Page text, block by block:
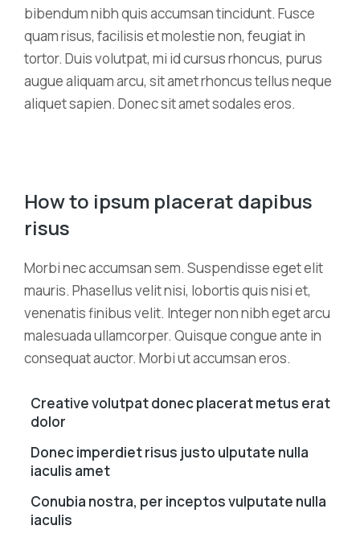
bibendum nibh quis accumsan tincidunt. Fusce
quam risus, facilisis et molestie non, feugiat in
tortor. Duis volutpat, mi id cursus rhoncus, purus
augue aliquam arcu, sit amet rhoncus tellus neque
aliquet sapien. Donec sit amet sodales eros.
How to ipsum placerat dapibus
risus
Morbi nec accumsan sem. Suspendisse eget elit
mauris. Phasellus velit nisi, lobortis quis nisi et,
venenatis finibus velit. Integer non nibh eget arcu
malesuada ullamcorper. Quisque congue ante in
consequat auctor. Morbi ut accumsan eros.
Creative volutpat donec placerat metus erat
dolor
Donec imperdiet risus justo ulputate nulla
iaculis amet
Conubia nostra, per inceptos vulputate nulla
iaculis